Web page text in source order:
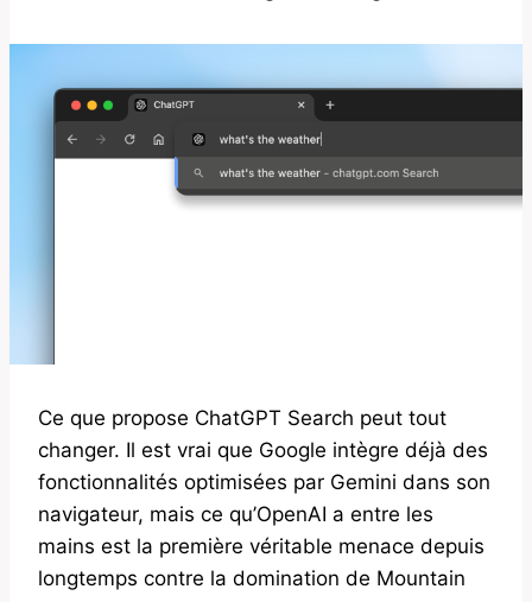
Ce que propose ChatGPT Search peut tout
changer. Il est vrai que Google intègre déjà des
fonctionnalités optimisées par Gemini dans son
navigateur, mais ce qu’OpenAI a entre les
mains est la première véritable menace depuis
longtemps contre la domination de Mountain